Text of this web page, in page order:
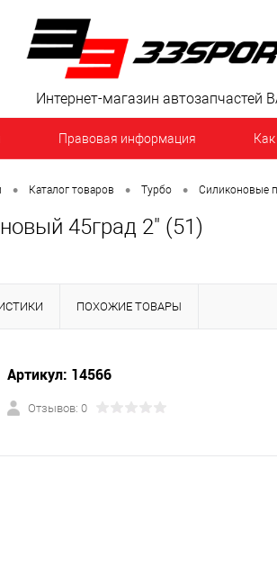
Интернет-магазин автозапчастей
Правовая информация
• Каталог товаров • Турбо • Силиконовые
45град 2" (51)
ПОХОЖИЕ ТОВАРЫ
Артикул: 14566
Отзывов: 0